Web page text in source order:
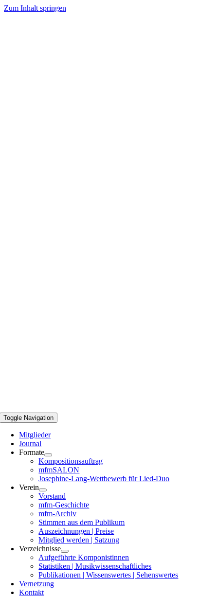
Zum Inhalt springen
Toggle Navigation
Mitglieder
Journal
Formate
Kompositionsauftrag
mfmSALON
Josephine-Lang-Wettbewerb für Lied-Duo
Verein
Vorstand
mfm-Geschichte
mfm-Archiv
Stimmen aus dem Publikum
Auszeichnungen | Preise
Mitglied werden | Satzung
Verzeichnisse
Aufgeführte Komponistinnen
Statistiken | Musikwissenschaftliches
Publikationen | Wissenswertes | Sehenswertes
Vernetzung
Kontakt